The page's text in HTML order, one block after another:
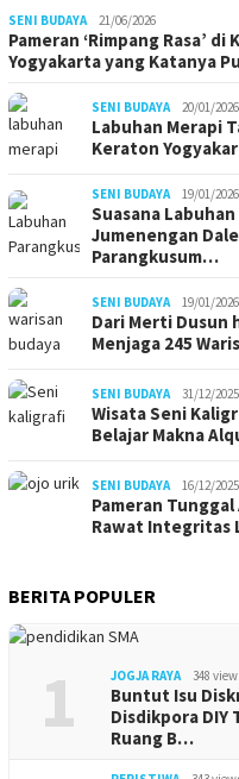
SENI BUDAYA 21/06/2026
Pameran ‘Rimpang Rasa’
Yogyakarta yang Katanya
SENI BUDAYA 20/01/2026
Labuhan Merapi
Keraton
SENI BUDAYA 19/01/2026
Suasana
Jumenengan
Parangkusum…
SENI BUDAYA 19/01/2026
Dari Merti Dusun
Menjaga 245
SENI BUDAYA 31/12/2025
Wisata Seni
Belajar Makna
SENI BUDAYA 16/12/2025
Pameran
Rawat Integritas
BERITA POPULER
1 JOGJA RAYA 348
Buntut Isu
Disdikpora DIY
Ruang B…